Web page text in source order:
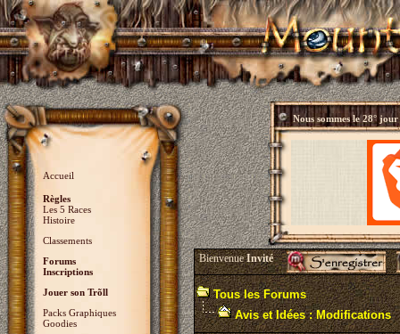
Accueil
Règles
Les 5 Races
Histoire
Classements
Forums
Inscriptions
Jouer son Trõll
Packs Graphiques
Goodies
Nous sommes le28° jour
BienvenueInvité
Tous les Forums
Avis et Idées : Modifications